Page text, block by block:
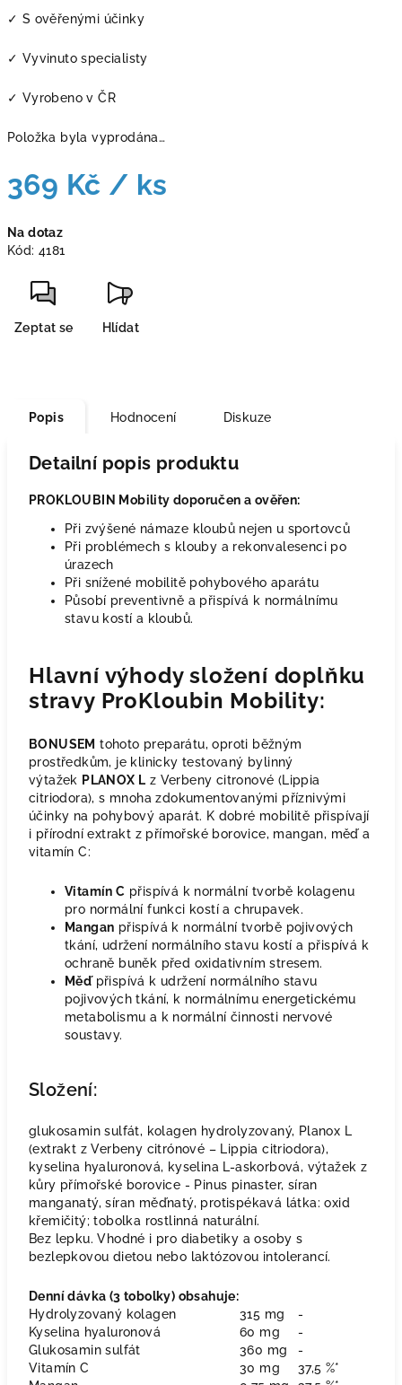
✓ S ověřenými účinky
✓ Vyvinuto specialisty
✓ Vyrobeno v ČR
Položka byla vyprodána…
369 Kč / ks
cena:
Na dotaz
Kód: 4181
Zeptat se Hlídat
Popis Hodnocení Diskuze
Detailní popis produktu
PROKLOUBIN Mobility doporučen a ověřen:
Při zvýšené námaze kloubů nejen u sportovců
Při problémech s klouby a rekonvalesenci po
úrazech
Při snížené mobilitě pohybového aparátu
Působí preventivně a přispívá k normálnímu
stavu kostí a kloubů.
Hlavní výhody složení doplňku
stravy ProKloubin Mobility:
BONUSEM tohoto preparátu, oproti běžným
prostředkům, je klinicky testovaný bylinný
výtažek PLANOX L z Verbeny citronové (Lippia
citriodora), s mnoha zdokumentovanými příznivými
účinky na pohybový aparát. K dobré mobilitě přispívají
i přírodní extrakt z přímořské borovice, mangan, měď a
vitamín C:
Vitamín C přispívá k normální tvorbě kolagenu
pro normální funkci kostí a chrupavek.
Mangan přispívá k normální tvorbě pojivových
tkání, udržení normálního stavu kostí a přispívá k
ochraně buněk před oxidativním stresem.
Měď přispívá k udržení normálního stavu
pojivových tkání, k normálnímu energetickému
metabolismu a k normální činnosti nervové
soustavy.
Složení:
glukosamin sulfát, kolagen hydrolyzovaný, Planox L
(extrakt z Verbeny citrónové – Lippia citriodora),
kyselina hyaluronová, kyselina L-askorbová, výtažek z
kůry přímořské borovice - Pinus pinaster, síran
manganatý, síran měďnatý, protispékavá látka: oxid
křemičitý; tobolka rostlinná naturální.
Bez lepku. Vhodné i pro diabetiky a osoby s
bezlepkovou dietou nebo laktózovou intolerancí.
Denní dávka (3 tobolky) obsahuje:
Hydrolyzovaný kolagen
315 mg
-
Kyselina hyaluronová
60 mg
-
Glukosamin sulfát
360 mg
-
Vitamín C
30 mg
37,5 %*